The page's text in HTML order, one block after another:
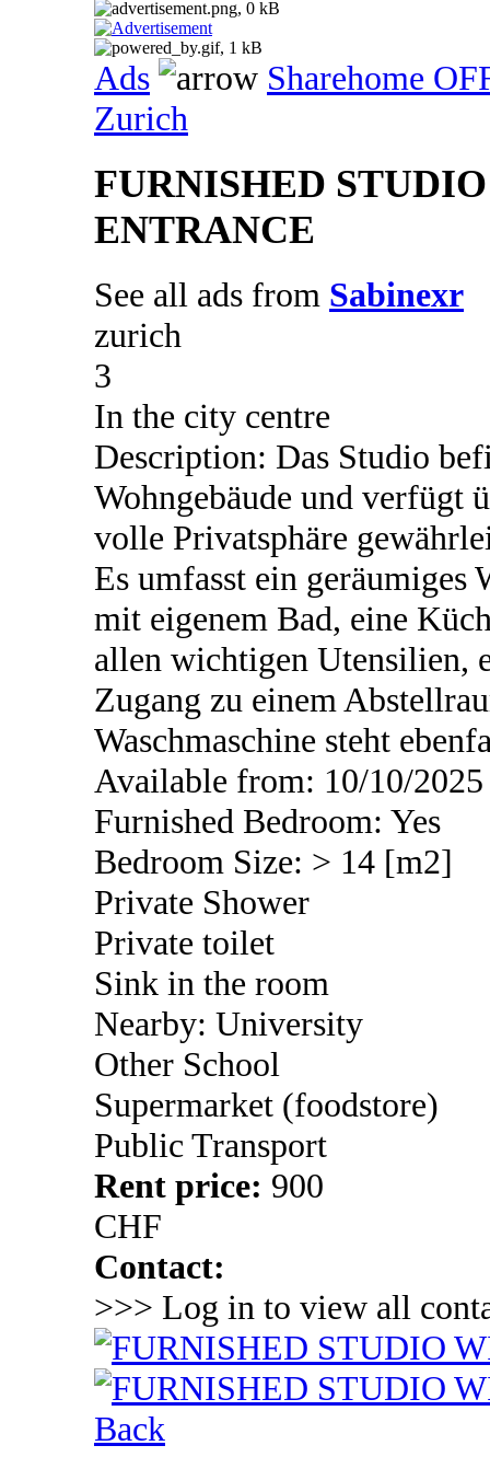
Ads
Sharehome
Zurich
FURNISHED
ENTRANCE
See all ads from Sabinexr
zurich
3
In the city centre
Description: Das Studio
Wohngebäude und verfügt
volle Privatsphäre
Es umfasst ein
mit eigenem Bad, eine
allen wichtigen Utensilien,
Zugang zu einem
Waschmaschine steht
Available from: 10/10/2025
Furnished Bedroom: Yes
Bedroom Size: > 14 [m2]
Private Shower
Private toilet
Sink in the room
Nearby: University
Other School
Supermarket (foodstore)
Public Transport
Rent price: 900
CHF
Contact:
>>> Log in to view all
Back